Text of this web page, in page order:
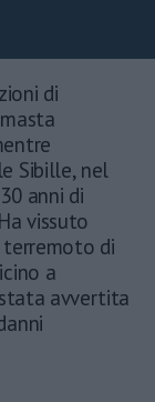
di
Sibille, nel
anni di
vissuto
di
a
avvertita